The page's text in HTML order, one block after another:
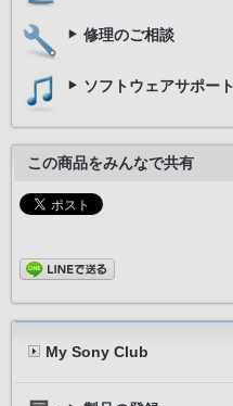
修理のご相談
ソフトウェアサポート
この商品をみんなで共有
My Sony Club